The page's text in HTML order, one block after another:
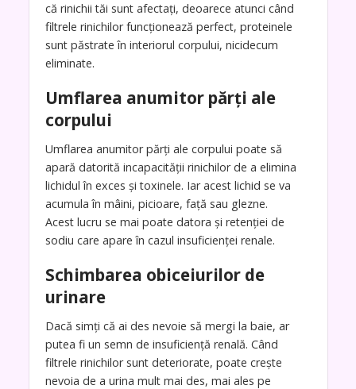
că rinichii tăi sunt afectați, deoarece atunci când
filtrele rinichilor funcționează perfect, proteinele
sunt păstrate în interiorul corpului, nicidecum
eliminate.
Umflarea anumitor părți ale
corpului
Umflarea anumitor părți ale corpului poate să
apară datorită incapacității rinichilor de a elimina
lichidul în exces și toxinele. Iar acest lichid se va
acumula în mâini, picioare, față sau glezne.
Acest lucru se mai poate datora și retenției de
sodiu care apare în cazul insuficienței renale.
Schimbarea obiceiurilor de
urinare
Dacă simți că ai des nevoie să mergi la baie, ar
putea fi un semn de insuficiență renală. Când
filtrele rinichilor sunt deteriorate, poate crește
nevoia de a urina mult mai des, mai ales pe